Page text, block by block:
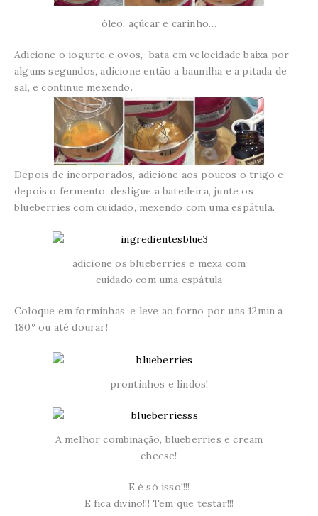
óleo, açúcar e carinho…
Adicione o iogurte e ovos, bata em velocidade baixa por
alguns segundos, adicione então a baunilha e a pitada de
sal, e continue mexendo.
Depois de incorporados, adicione aos poucos o trigo e
depois o fermento, desligue a batedeira, junte os
blueberries com cuidado, mexendo com uma espátula.
adicione os blueberries e mexa com
cuidado com uma espátula
Coloque em forminhas, e leve ao forno por uns 12min a
180º ou até dourar!
prontinhos e lindos!
A melhor combinação, blueberries e cream
cheese!
E é só isso!!!!
E fica divino!!! Tem que testar!!!